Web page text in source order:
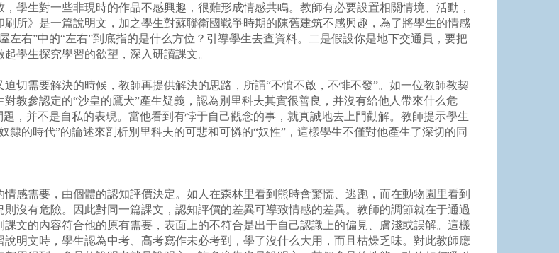
生對一些非現時的作品不感興趣，很難形成情感共鳴。教師有必要設置相關情境、活動，
所》是一篇說明文，加之學生對蘇聯衛國戰爭時期的陳舊建筑不感興趣，為了將學生的情感
右”中的“左右”到底指的是什么方位？引導學生去查資料。二是假設你是地下交通員，要把
學生探究學習的欲望，深入研讀課文。
需要解決的時候，教師再提供解決的思路，所謂“不憤不啟，不悱不發”。如一位教師教契
教參認定的“沙皇的鷹犬”產生疑義，認為別里科夫其實很善良，并沒有給他人帶來什么危
，并不是自私的表現。當他看到有悖于自己觀念的事，就真誠地去上門勸解。教師提示學生
的時代”的論述來剖析別里科夫的可悲和可憐的“奴性”，這樣學生不僅對他產生了深切的同
需要，由個體的認知評價決定。如人在森林里看到熊時會驚慌、逃跑，而在動物園里看到
沒有危險。因此對同一篇課文，認知評價的差異可導致情感的差異。教師的調節就在于通過
文的內容符合他的原有需要，表面上的不符合是出于自己認識上的偏見、膚淺或誤解。這樣
明文時，學生認為中考、高考寫作未必考到，學了沒什么大用，而且枯燥乏味。對此教師應